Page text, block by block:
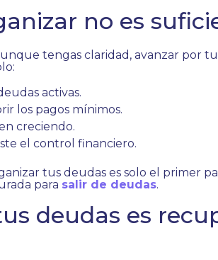
no es
tengas claridad, avanzar por
activas.
los pagos mínimos.
creciendo.
el control financiero.
tus deudas es solo el primer
para salir de deudas.
deudas es